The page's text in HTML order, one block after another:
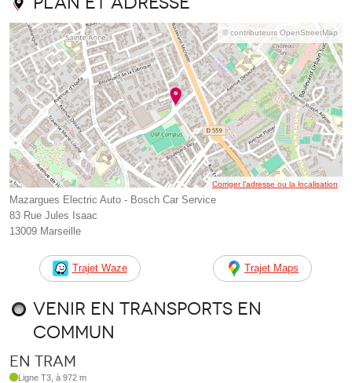
© contributeurs OpenStreetMap
Corriger l’adresse ou la localisation
Mazargues Electric Auto - Bosch Car Service
83 Rue Jules Isaac
13009 Marseille
Trajet Waze Trajet Maps
Venir en transports en
commun
En tram
Ligne T3, à 972 m